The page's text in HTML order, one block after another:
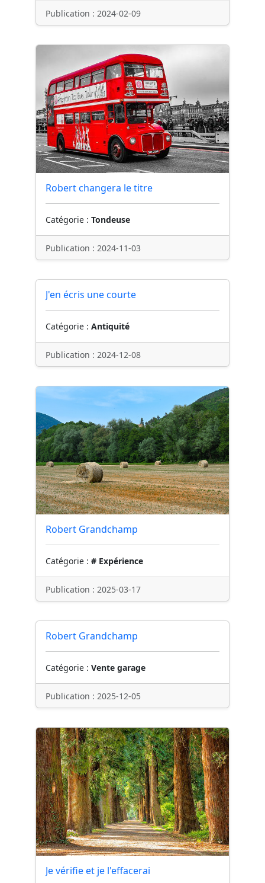
Publication : 2024-02-09
Robert changera le titre
Catégorie : Tondeuse
Publication : 2024-11-03
J'en écris une courte
Catégorie : Antiquité
Publication : 2024-12-08
Robert Grandchamp
Catégorie : # Expérience
Publication : 2025-03-17
Robert Grandchamp
Catégorie : Vente garage
Publication : 2025-12-05
Je vérifie et je l'effacerai